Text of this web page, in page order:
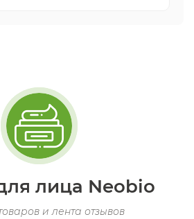
лица Neobio
и лента отзывов